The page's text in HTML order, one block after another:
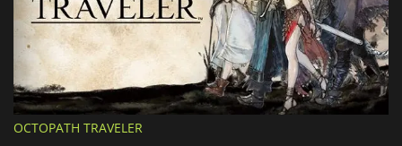
OCTOPATH TRAVELER